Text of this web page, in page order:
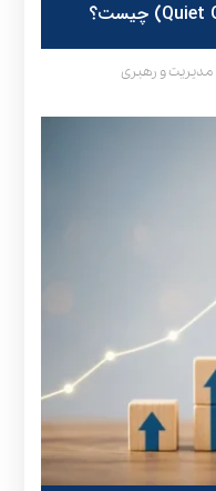
مدیریت و رهبری